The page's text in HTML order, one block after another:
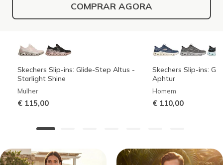
COMPRAR AGORA
Skechers Slip-ins: Glide-Step Altus -
Starlight Shine
Mulher
€ 115,00
Skechers Slip-ins:
Aphtur
Homem
€ 110,00